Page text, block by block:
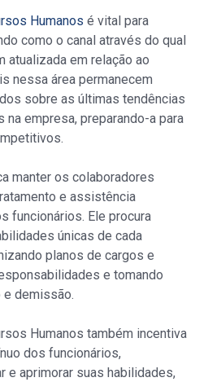
Humanos é vital para
como o canal através do qual
atualizada em relação ao
nessa área permanecem
sobre as últimas tendências
empresa, preparando-a para
manter os colaboradores
e assistência
funcionários. Ele procura
únicas de cada
planos de cargos e
e tomando
demissão.
Humanos também incentiva
dos funcionários,
e aprimorar suas habilidades,